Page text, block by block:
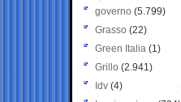
governo (5.799)
Grasso (22)
Green Italia (1)
Grillo (2.941)
Idv (4)